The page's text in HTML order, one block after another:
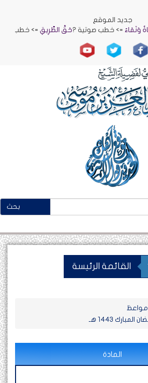
جديد الموقع
حَقُّ الطَّرِيقِ=> خطب صوتية => خطب صوتية ?
بحث
القائمة الرئيسة
1443 هـ
المادة